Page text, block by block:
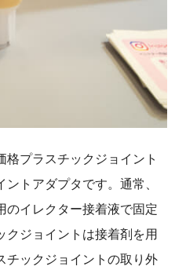
格プラスチックジョイント
トアダプタです。通常、
のイレクター接着液で固定
クジョイントは接着剤を用
チックジョイントの取り外